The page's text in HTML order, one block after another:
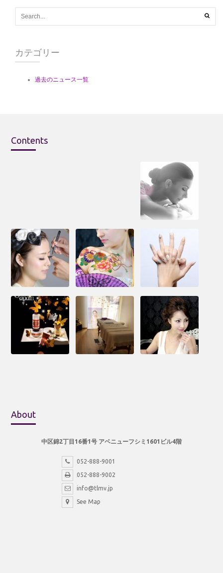
カテゴリー
過去のニュース一覧
Contents
About
中区錦2丁目16番1号 アベニューフシミ1601ビル4階
052-888-9001
052-888-9002
info@tlmv.jp
See Map